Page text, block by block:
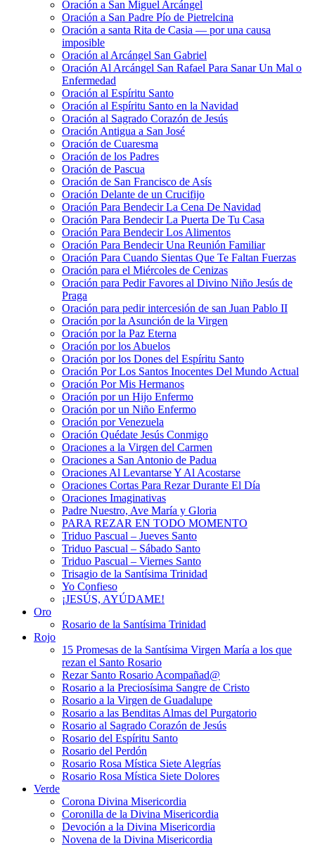
Oración a San Miguel Arcángel
Oración a San Padre Pío de Pietrelcina
Oración a santa Rita de Casia — por una causa
imposible
Oración al Arcángel San Gabriel
Oración Al Arcángel San Rafael Para Sanar Un Mal o
Enfermedad
Oración al Espíritu Santo
Oración al Espíritu Santo en la Navidad
Oración al Sagrado Corazón de Jesús
Oración Antigua a San José
Oración de Cuaresma
Oración de los Padres
Oración de Pascua
Oración de San Francisco de Asís
Oración Delante de un Crucifijo
Oración Para Bendecir La Cena De Navidad
Oración Para Bendecir La Puerta De Tu Casa
Oración Para Bendecir Los Alimentos
Oración Para Bendecir Una Reunión Familiar
Oración Para Cuando Sientas Que Te Faltan Fuerzas
Oración para el Miércoles de Cenizas
Oración para Pedir Favores al Divino Niño Jesús de
Praga
Oración para pedir intercesión de san Juan Pablo II
Oración por la Asunción de la Virgen
Oración por la Paz Eterna
Oración por los Abuelos
Oración por los Dones del Espíritu Santo
Oración Por Los Santos Inocentes Del Mundo Actual
Oración Por Mis Hermanos
Oración por un Hijo Enfermo
Oración por un Niño Enfermo
Oración por Venezuela
Oración Quédate Jesús Conmigo
Oraciones a la Virgen del Carmen
Oraciones a San Antonio de Padua
Oraciones Al Levantarse Y Al Acostarse
Oraciones Cortas Para Rezar Durante El Día
Oraciones Imaginativas
Padre Nuestro, Ave María y Gloria
PARA REZAR EN TODO MOMENTO
Triduo Pascual – Jueves Santo
Triduo Pascual – Sábado Santo
Triduo Pascual – Viernes Santo
Trisagio de la Santísima Trinidad
Yo Confieso
¡JESÚS, AYÚDAME!
Oro
Rosario de la Santísima Trinidad
Rojo
15 Promesas de la Santísima Virgen María a los que
rezan el Santo Rosario
Rezar Santo Rosario Acompañad@
Rosario a la Preciosísima Sangre de Cristo
Rosario a la Virgen de Guadalupe
Rosario a las Benditas Almas del Purgatorio
Rosario al Sagrado Corazón de Jesús
Rosario del Espíritu Santo
Rosario del Perdón
Rosario Rosa Mística Siete Alegrías
Rosario Rosa Mística Siete Dolores
Verde
Corona Divina Misericordia
Coronilla de la Divina Misericordia
Devoción a la Divina Misericordia
Novena de la Divina Misericordia